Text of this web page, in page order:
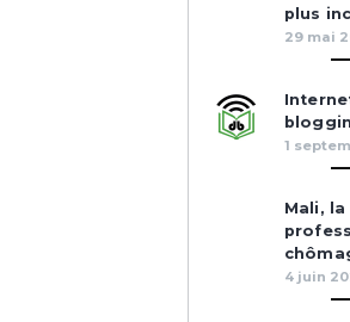
plus
29 mai
1
Mali,
4 juin